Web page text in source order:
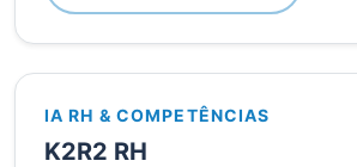
IA RH & COMPETÊNCIAS
K2R2 RH